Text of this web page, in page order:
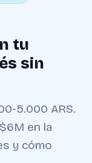
tu
sin
5.000 ARS.
en la
y cómo